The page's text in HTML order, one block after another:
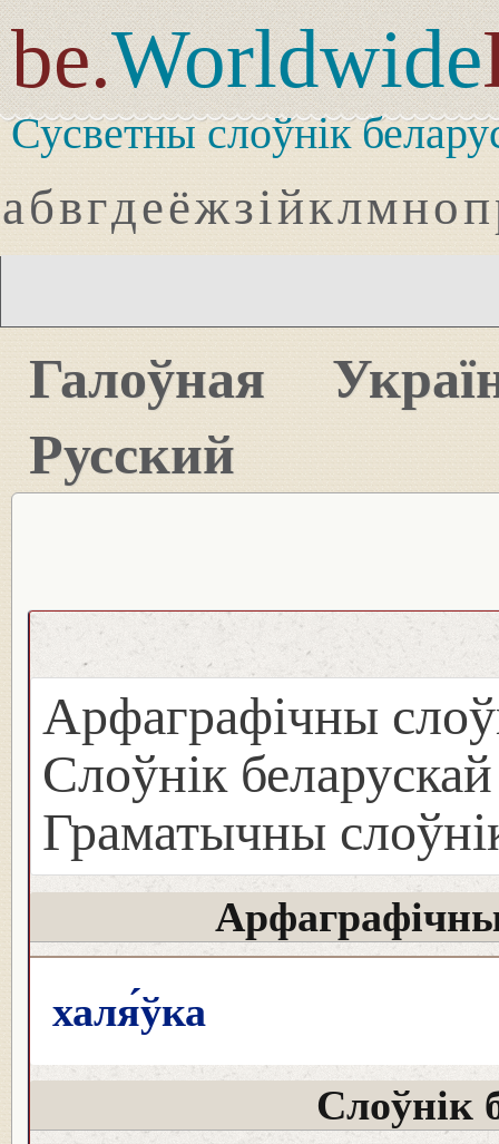
be.Worldwide
Сусветны слоўнік
абвгдеёжзійклмноп
Галоўная
Русский
Арфаграфічны
Слоўнік
Граматычны
халя́ўка
Слоўнік